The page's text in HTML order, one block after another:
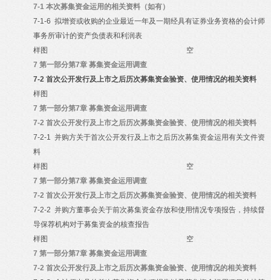
7-1 本次募集资金运用的相关资料（如有）
7-1-6 拟增资或收购的企业最近一年及一期经具有证券业务资格的会计师
事务所审计的资产负债表和利润表
样图
空
7 第一部分第7章 募集资金运用调查
7-2 首次公开发行及上市之后历次募集资金验资、使用情况的相关资料
样图
7 第一部分第7章 募集资金运用调查
7-2 首次公开发行及上市之后历次募集资金验资、使用情况的相关资料
7-2-1 并购方关于首次公开发行及上市之后历次募集资金运用有关文件资
料
样图
空
7 第一部分第7章 募集资金运用调查
7-2 首次公开发行及上市之后历次募集资金验资、使用情况的相关资料
7-2-2 并购方董事会关于前次募集资金存放和使用情况专项报告，持续督
导保荐机构对于募集资金的核查报告
样图
空
7 第一部分第7章 募集资金运用调查
7-2 首次公开发行及上市之后历次募集资金验资、使用情况的相关资料